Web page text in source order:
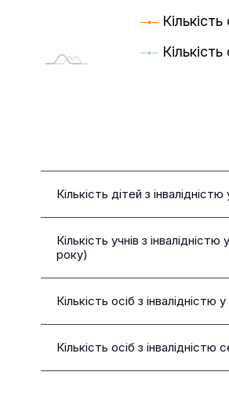
Кількість дітей з
Кількість учнів з
року)
Кількість осіб з
Кількість осіб з